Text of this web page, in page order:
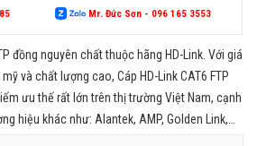
Mr. Đức Sơn - 096 165 3553
đồng nguyên chất thuộc hãng HD-Link. Với giá
và chất lượng cao, Cáp HD-Link CAT6 FTP
ưu thế rất lớn trên thị trường Việt Nam, cạnh
hiệu khác như: Alantek, AMP, Golden Link,…